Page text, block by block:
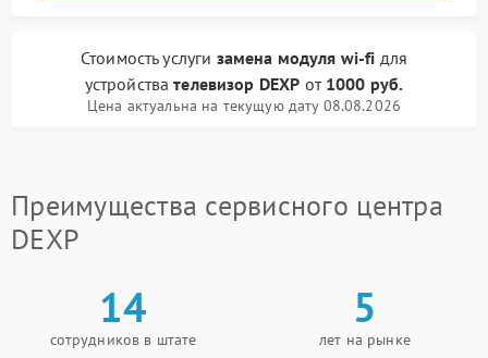
Стоимость услуги замена модуля wi-fi для
устройствателевизор DEXP от 1000 руб.
Цена актуальна на текущую дату 08.08.2026
Преимущества сервисного центра
DEXP
14
сотрудников в штате
5
лет на рынке